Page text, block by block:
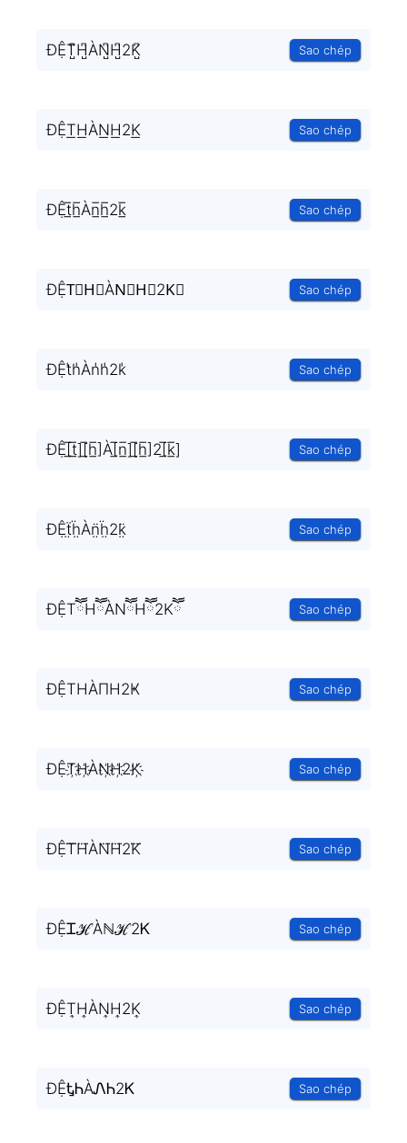
ĐỆT̺͆H̺͆ÀN̺͆H̺͆2K̺͆ Sao chép
ĐỆT͟H͟ÀN͟H͟2K͟ Sao chép
ĐỆt̲̅h̲̅Àn̲̅h̲̅2k̲̅ Sao chép
ĐỆT⃣H⃣ÀN⃣H⃣2K⃣ Sao chép
ĐỆt̾h̾Àn̾h̾2k̾ Sao chép
ĐỆ[̲̅t̲̅][̲̅h̲̅]À[̲̅n̲̅][̲̅h̲̅]2[̲̅k̲̅] Sao chép
ĐỆẗ̤ḧ̤Àn̤̈ḧ̤2k̤̈ Sao chép
ĐỆTཽHཽÀNཽHཽ2Kཽ Sao chép
ĐỆTHÀΠH2Ҝ Sao chép
ĐỆT҉H҉ÀN҉H҉2K҉ Sao chép
ĐỆT⃜H⃜ÀN⃜H⃜2K⃜ Sao chép
ĐỆᏆℋÀℕℋ2Ꮶ Sao chép
ĐỆT͎H͎ÀN͎H͎2K͎ Sao chép
ĐỆᎿᏂÀᏁᏂ2Ꮶ Sao chép